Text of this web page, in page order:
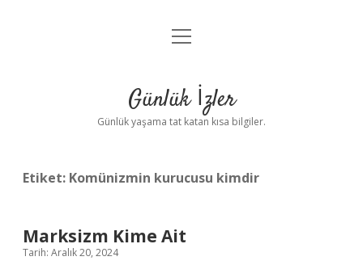
Anasayfa
Yasal Uyarı
menüyü
Günlük İzler
Günlük yaşama tat katan kısa bilgiler.
Etiket: Komünizmin kurucusu kimdir
Marksizm Kime Ait
Tarih: Aralık 20, 2024